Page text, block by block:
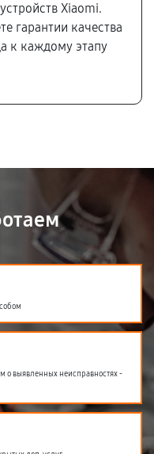
Xiaomi.
гарантии качества
к каждому этапу
о выявленных неисправностях -